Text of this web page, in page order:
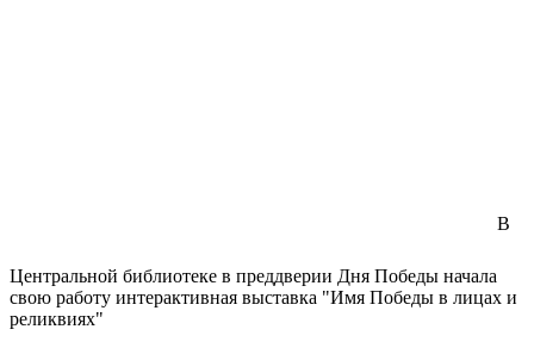
В
Центральной библиотеке в преддверии Дня Победы начала
свою работу интерактивная выставка "Имя Победы в лицах и
реликвиях"